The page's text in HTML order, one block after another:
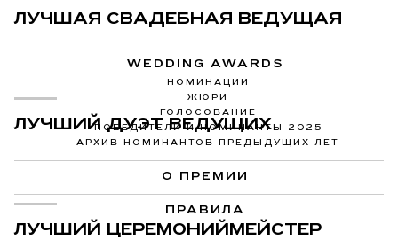
ЛУЧШАЯ СВАДЕБНАЯ ВЕДУЩАЯ
ЛУЧШИЙ ДУЭТ ВЕДУЩИХ
ЛУЧШИЙ ЦЕРЕМОНИЙМЕЙСТЕР
WEDDING AWARDS
НОМИНАЦИИ
ЖЮРИ
ГОЛОСОВАНИЕ
ПОБЕДИТЕЛИ И НОМИНАНТЫ 2025
АРХИВ НОМИНАНТОВ ПРЕДЫДУЩИХ ЛЕТ
О ПРЕМИИ
ПРАВИЛА